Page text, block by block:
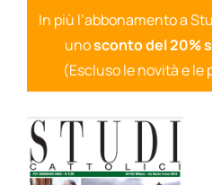
In più l’abbonamento a
unosconto del 20%
(Escluso le novità e